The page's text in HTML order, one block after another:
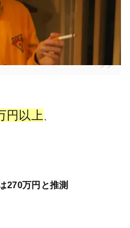
円以上
270万円と推測